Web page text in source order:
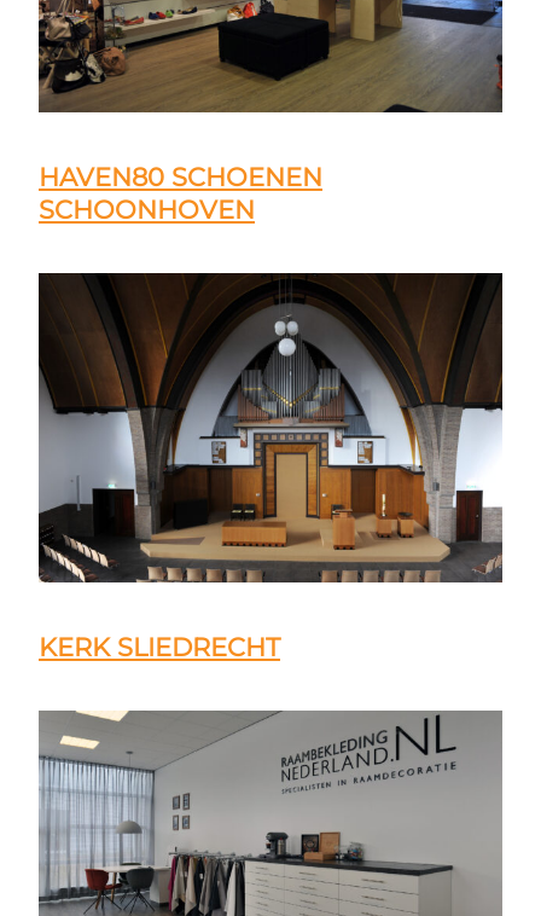
HAVEN80 SCHOENEN
SCHOONHOVEN
KERK SLIEDRECHT